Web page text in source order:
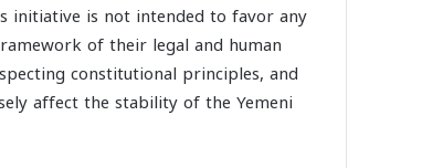
initiative is not intended to favor any
of their legal and human
constitutional principles, and
affect the stability of the Yemeni